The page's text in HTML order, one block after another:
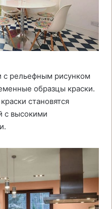
с рельефным рисунком
образцы краски.
становятся
с высокими